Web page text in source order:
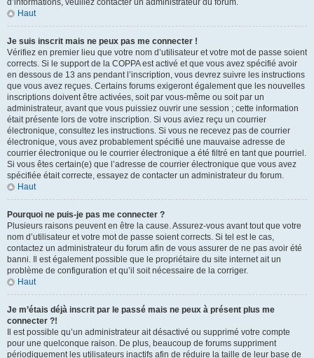
d’informations, veuillez contacter un administrateur du forum.
Haut
Je suis inscrit mais ne peux pas me connecter !
Vérifiez en premier lieu que votre nom d’utilisateur et votre mot de passe soient
corrects. Si le support de la COPPA est activé et que vous avez spécifié avoir
en dessous de 13 ans pendant l’inscription, vous devrez suivre les instructions
que vous avez reçues. Certains forums exigeront également que les nouvelles
inscriptions doivent être activées, soit par vous-même ou soit par un
administrateur, avant que vous puissiez ouvrir une session ; cette information
était présente lors de votre inscription. Si vous aviez reçu un courrier
électronique, consultez les instructions. Si vous ne recevez pas de courrier
électronique, vous avez probablement spécifié une mauvaise adresse de
courrier électronique ou le courrier électronique a été filtré en tant que pourriel.
Si vous êtes certain(e) que l’adresse de courrier électronique que vous avez
spécifiée était correcte, essayez de contacter un administrateur du forum.
Haut
Pourquoi ne puis-je pas me connecter ?
Plusieurs raisons peuvent en être la cause. Assurez-vous avant tout que votre
nom d’utilisateur et votre mot de passe soient corrects. Si tel est le cas,
contactez un administrateur du forum afin de vous assurer de ne pas avoir été
banni. Il est également possible que le propriétaire du site internet ait un
problème de configuration et qu’il soit nécessaire de la corriger.
Haut
Je m’étais déjà inscrit par le passé mais ne peux à présent plus me
connecter ?!
Il est possible qu’un administrateur ait désactivé ou supprimé votre compte
pour une quelconque raison. De plus, beaucoup de forums suppriment
périodiquement les utilisateurs inactifs afin de réduire la taille de leur base de